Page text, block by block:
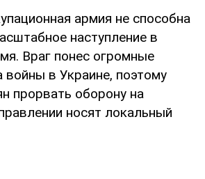
армия не способна
наступление в
Враг понес огромные
войны в Украине, поэтому
прорвать оборону на
носят локальный